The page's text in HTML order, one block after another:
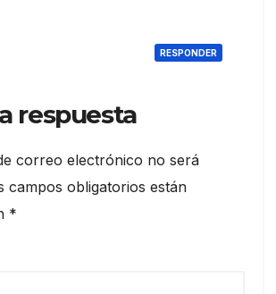
RESPONDER
respuesta
correo electrónico no será
campos obligatorios están
*